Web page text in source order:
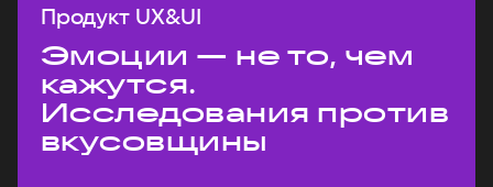
Продукт UX&UI
Эмоции — не то, чем
кажутся.
Исследования против
вкусовщины